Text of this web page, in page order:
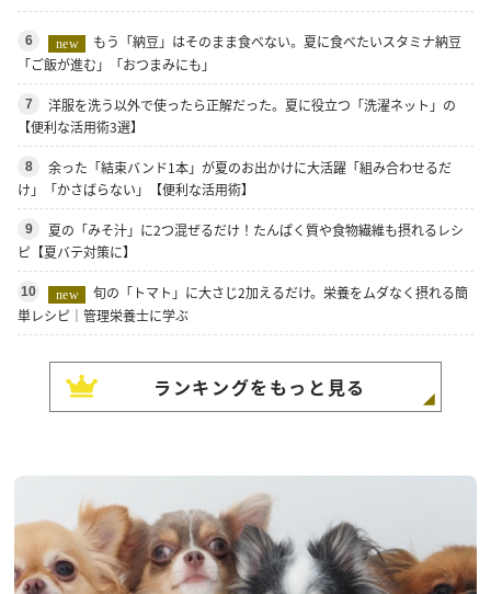
6 new
もう「納豆」はそのまま食べない。夏に食べたいスタミナ納豆
「ご飯が進む」「おつまみにも」
7
洋服を洗う以外で使ったら正解だった。夏に役立つ「洗濯ネット」の
【便利な活用術3選】
8
余った「結束バンド1本」が夏のお出かけに大活躍「組み合わせるだ
け」「かさばらない」【便利な活用術】
9
夏の「みそ汁」に2つ混ぜるだけ！たんぱく質や食物繊維も摂れるレシ
ピ【夏バテ対策に】
10 new
旬の「トマト」に大さじ2加えるだけ。栄養をムダなく摂れる簡
単レシピ｜管理栄養士に学ぶ
ランキングをもっと見る